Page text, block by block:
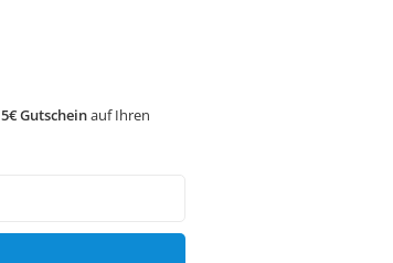
5€ Gutscheinauf Ihren